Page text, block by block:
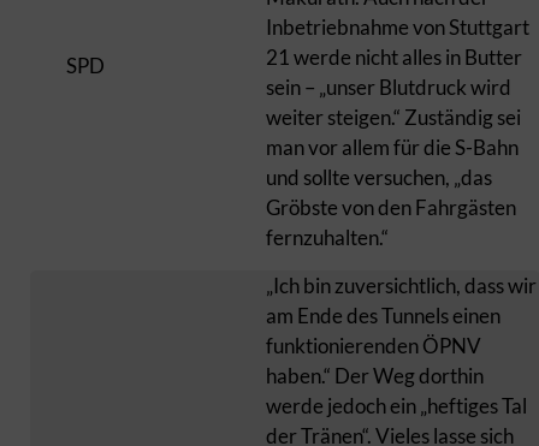
SPD
Inbetriebnahme von Stuttgart
21 werde nicht alles in Butter
sein – „unser Blutdruck wird
weiter steigen.“ Zuständig sei
man vor allem für die S-Bahn
und sollte versuchen, „das
Gröbste von den Fahrgästen
fernzuhalten.“
„Ich bin zuversichtlich, dass wir
am Ende des Tunnels einen
funktionierenden ÖPNV
haben.“ Der Weg dorthin
werde jedoch ein „heftiges Tal
der Tränen“. Vieles lasse sich